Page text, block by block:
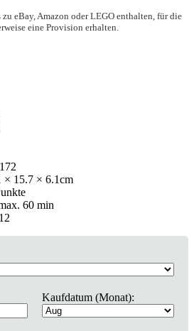
eBay, Amazon oder LEGO enthalten, für die
eine Provision erhalten.
172
× 15.7 × 6.1cm
60 min
12
Kaufdatum (Monat):